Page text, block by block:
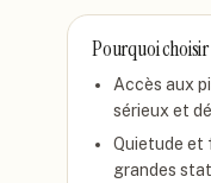
Pourquoi choisir
Accès aux
sérieux et
Quietude et
grandes